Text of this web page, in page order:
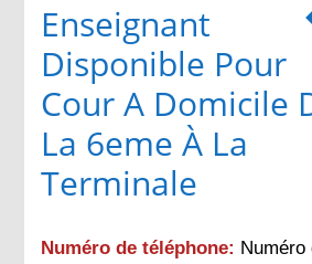
Enseignant
Disponible Pour
Cour A Domicile
La 6eme À La
Terminale
Numéro de téléphone: Numéro